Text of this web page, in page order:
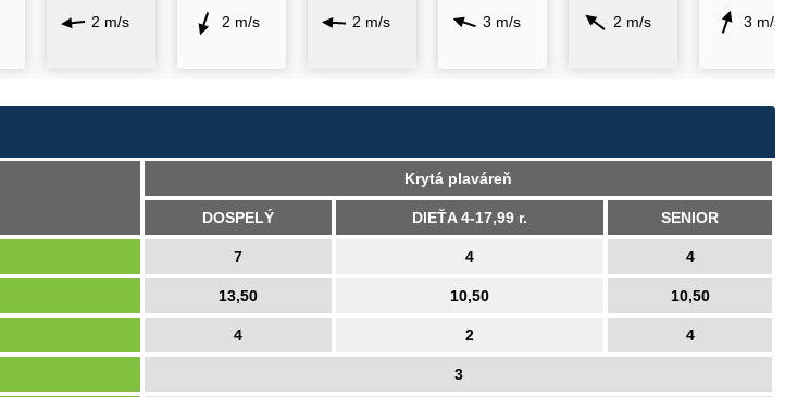
2 m/s 2 m/s 2 m/s 3 m/s 2 m/s 3 m/s
Krytá plaváreň
DOSPELÝ DIEŤA 4-17,99 r. SENIOR
7 4 4
13,50 10,50 10,50
4 2 4
3